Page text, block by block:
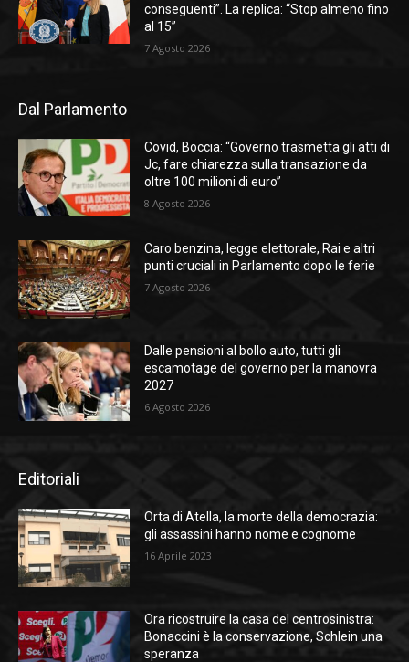
conseguenti”. La replica: “Stop almeno fino
al 15”
7 Agosto 2026
Dal Parlamento
Covid, Boccia: “Governo trasmetta gli atti di
Jc, fare chiarezza sulla transazione da
oltre 100 milioni di euro”
8 Agosto 2026
Caro benzina, legge elettorale, Rai e altri
punti cruciali in Parlamento dopo le ferie
7 Agosto 2026
Dalle pensioni al bollo auto, tutti gli
escamotage del governo per la manovra
2027
6 Agosto 2026
Editoriali
Orta di Atella, la morte della democrazia:
gli assassini hanno nome e cognome
16 Aprile 2023
Ora ricostruire la casa del centrosinistra:
Bonaccini è la conservazione, Schlein una
speranza